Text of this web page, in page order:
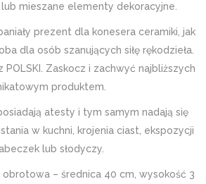
mieszane elementy dekoracyjne.
prezent dla konesera ceramiki, jak
dla osób szanujących siłę rękodzieła.
Zaskocz i zachwyć najbliższych
produktem.
atesty i tym samym nadają się
w kuchni, krojenia ciast, ekspozycji
lub słodyczy.
obrotowa – średnica 40 cm, wysokość 3